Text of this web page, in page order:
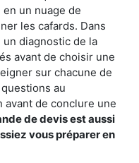
un nuage de
les cafards. Dans
diagnostic de la
avant de choisir une
sur chacune de
au
de conclure une
de devis est aussi
vous préparer en